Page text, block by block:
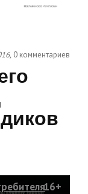
0 комментариев
16+